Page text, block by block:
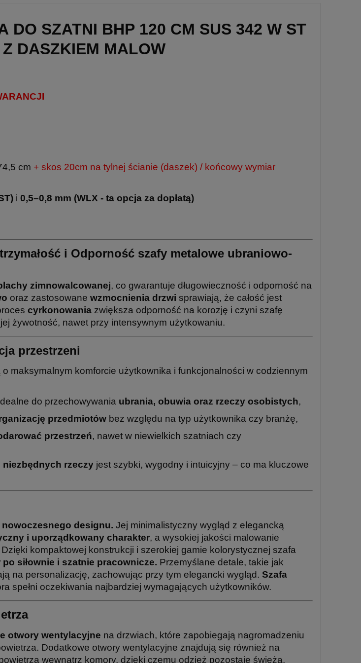
DO SZATNI BHP 120 CM SUS 342 W ST
DASZKIEM MALOW
cm + skos 20cm na tylnej ścianie (daszek) / końcowy wymiar
i 0,5–0,8 mm (WLX - ta opcja za dopłatą)
i Odporność szafy metalowe ubraniowo-
zimnowalcowanej, co gwarantuje długowieczność i odporność na
oraz zastosowane wzmocnienia drzwi sprawiają, że całość jest
cyrkonowania zwiększa odporność na korozję i czyni szafę
żywotność, nawet przy intensywnym użytkowaniu.
przestrzeni
o maksymalnym komforcie użytkownika i funkcjonalności w codziennym
do przechowywania ubrania, obuwia oraz rzeczy osobistych,
przedmiotów bez względu na typ użytkownika czy branżę,
przestrzeń, nawet w niewielkich szatniach czy
rzeczy jest szybki, wygodny i intuicyjny – co ma kluczowe
designu. Jej minimalistyczny wygląd z elegancką
i uporządkowany charakter, a wysokiej jakości malowanie
kompaktowej konstrukcji i szerokiej gamie kolorystycznej szafa
siłownie i szatnie pracownicze. Przemyślane detale, takie jak
na personalizację, zachowując przy tym elegancki wygląd. Szafa
spełni oczekiwania najbardziej wymagających użytkowników.
otwory wentylacyjne na drzwiach, które zapobiegają nagromadzeniu
Dodatkowe otwory wentylacyjne znajdują się również na
wewnątrz komory, dzięki czemu odzież pozostaje świeża.